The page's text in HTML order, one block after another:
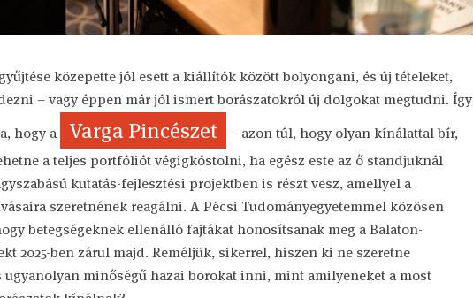
közepette jól esett a kiállítók között bolyongani, és új tételeket,
– vagy éppen már jól ismert borászatokról új dolgokat megtudni. Így
hogy a
Varga Pincészet
– azon túl, hogy olyan kínálattal bír,
a teljes portfóliót végigkóstolni, ha egész este az ő standjuknál
kutatás-fejlesztési projektben is részt vesz, amellyel a
szeretnének reagálni. A Pécsi Tudományegyetemmel közösen
betegségeknek ellenálló fajtákat honosítsanak meg a Balaton-
2025-ben zárul majd. Reméljük, sikerrel, hiszen ki ne szeretne
ugyanolyan minőségű hazai borokat inni, mint amilyeneket a most